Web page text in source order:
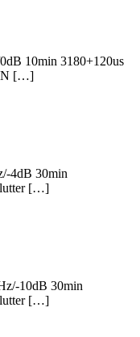
10min 3180+120us
[…]
4dB 30min
[…]
10dB 30min
[…]